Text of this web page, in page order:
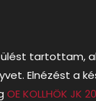
ülést
Elnézést a
OE KOLLHÖK JK